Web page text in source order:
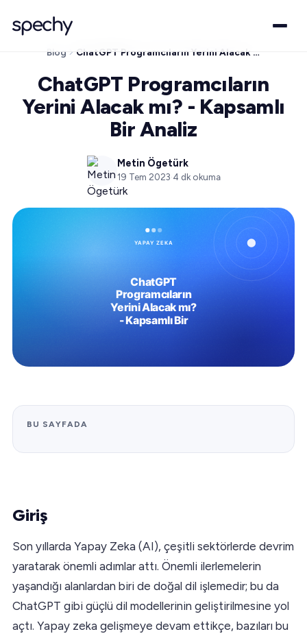
Blog ChatGPT Programcıların Yerini Alacak mı? - Kapsamlı Bir Analiz
ChatGPT Programcıların
Yerini Alacak mı? - Kapsamlı
Bir Analiz
Metin Ögetürk
19 Tem 2023·4 dk okuma
BU SAYFADA
Giriş
Son yıllarda Yapay Zeka (AI), çeşitli sektörlerde devrim
yaratarak önemli adımlar attı. Önemli ilerlemelerin
yaşandığı alanlardan biri de doğal dil işlemedir; bu da
ChatGPT gibi güçlü dil modellerinin geliştirilmesine yol
açtı. Yapay zeka gelişmeye devam ettikçe, bazıları bu